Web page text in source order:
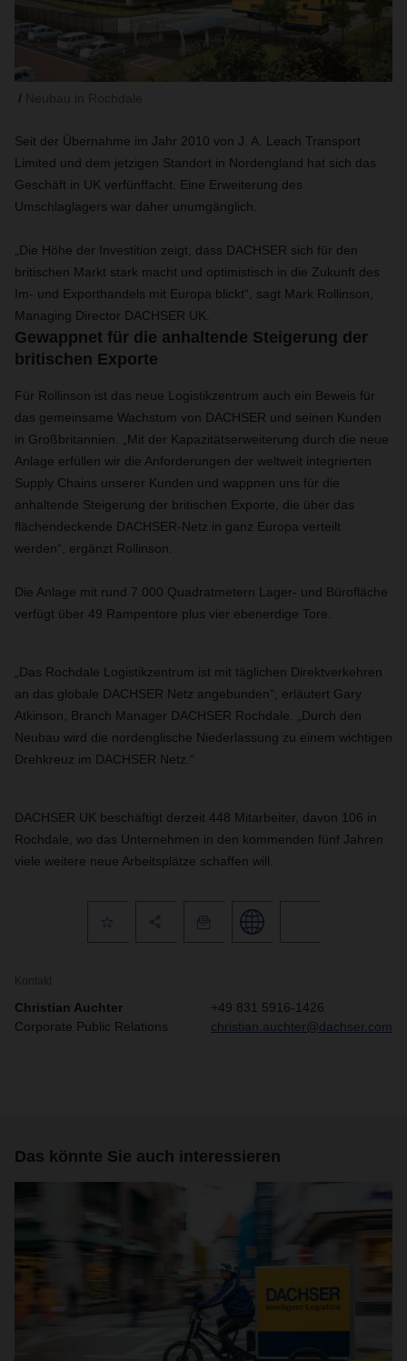
Seit der Übernahme im Jahr 2010 von J. A. Leach Transport
Limited und dem jetzigen Standort in Nordengland hat sich das
Geschäft in UK verfünffacht. Eine Erweiterung des
Umschlaglagers war daher unumgänglich.
„Die Höhe der Investition zeigt, dass DACHSER sich für den
britischen Markt stark macht und optimistisch in die Zukunft des
Im- und Exporthandels mit Europa blickt“, sagt Mark Rollinson,
Managing Director DACHSER UK.
Gewappnet für die anhaltende Steigerung der
britischen Exporte
Für Rollinson ist das neue Logistikzentrum auch ein Beweis für
das gemeinsame Wachstum von DACHSER und seinen Kunden
in Großbritannien. „Mit der Kapazitätserweiterung durch die neue
Anlage erfüllen wir die Anforderungen der weltweit integrierten
Supply Chains unserer Kunden und wappnen uns für die
anhaltende Steigerung der britischen Exporte, die über das
flächendeckende DACHSER-Netz in ganz Europa verteilt
werden“, ergänzt Rollinson.
Die Anlage mit rund 7.000 Quadratmetern Lager- und Bürofläche
verfügt über 49 Rampentore plus vier ebenerdige Tore.
„Das Rochdale Logistikzentrum ist mit täglichen Direktverkehren
an das globale DACHSER Netz angebunden“, erläutert Gary
Atkinson, Branch Manager DACHSER Rochdale. „Durch den
Neubau wird die nordenglische Niederlassung zu einem wichtigen
Drehkreuz im DACHSER Netz.“
DACHSER UK beschäftigt derzeit 448 Mitarbeiter, davon 106 in
Rochdale, wo das Unternehmen in den kommenden fünf Jahren
viele weitere neue Arbeitsplätze schaffen will.
Kontakt
Christian Auchter
Corporate Public Relations
+49 831 5916-1426
christian.auchter@dachser.com
Das könnte Sie auch interessieren